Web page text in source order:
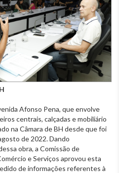
Afonso Pena, que envolve
centrais, calçadas e mobiliário
na Câmara de BH desde que foi
de 2022. Dando
obra, a Comissão de
e Serviços aprovou esta
de informações referentes à